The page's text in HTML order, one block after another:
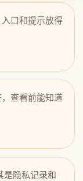
口和提示放得
查看前能知道
是隐私记录和